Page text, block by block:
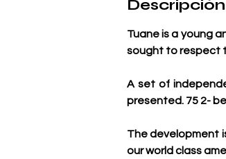
Tuane is a young
sought to respect
A set of
presented. 75 2-
The development
our world class